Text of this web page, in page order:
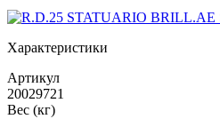
Характеристики
Артикул
20029721
Вес (кг)